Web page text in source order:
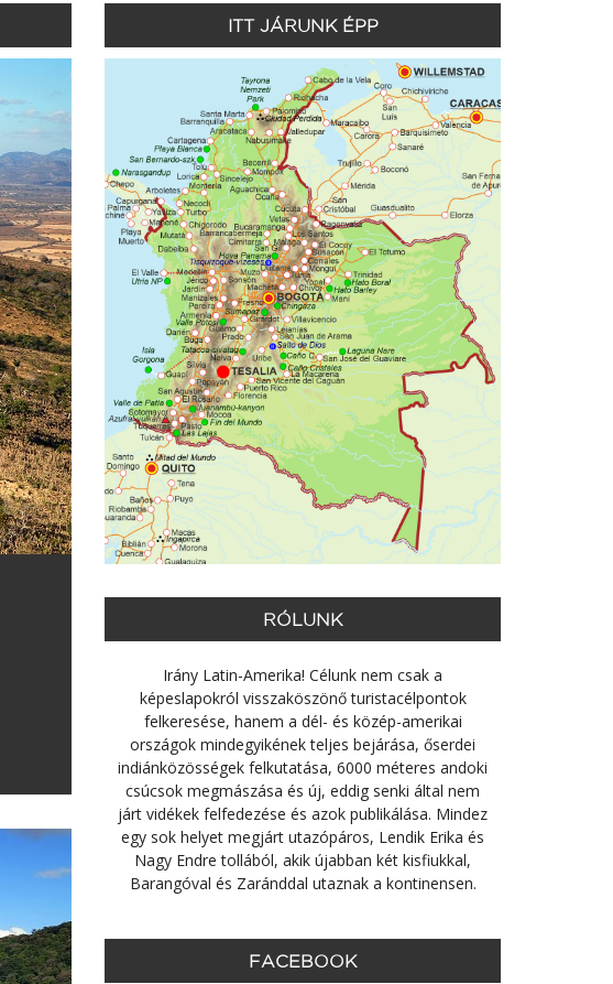
ITT JÁRUNK ÉPP
RÓLUNK
Irány Latin-Amerika! Célunk nem csak a
képeslapokról visszaköszönő turistacélpontok
felkeresése, hanem a dél- és közép-amerikai
országok mindegyikének teljes bejárása, őserdei
indiánközösségek felkutatása, 6000 méteres andoki
csúcsok megmászása és új, eddig senki által nem
járt vidékek felfedezése és azok publikálása. Mindez
egy sok helyet megjárt utazópáros, Lendik Erika és
Nagy Endre tollából, akik újabban két kisfiukkal,
Barangóval és Zaránddal utaznak a kontinensen.
FACEBOOK